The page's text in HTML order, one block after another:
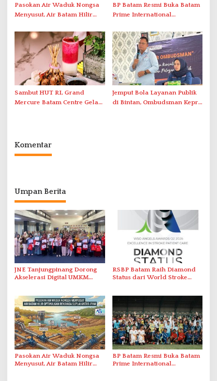
Pasokan Air Waduk Nongsa
Menyusut, Air Batam Hilir
Antar-IPAM
BP Batam Resmi Buka Batam
Prime International
2026 di Stadion Temenggung
Abdul Jamal
Sambut HUT RI, Grand
Mercure Batam Centre Gelar
Jemput Bola Layanan Publik
di Bintan, Ombudsman Kepri
Komentar
Umpan Berita
JNE Tanjungpinang Dorong
Akselerasi Digital UMKM
RSBP Batam Raih Diamond
Status dari World Stroke
Berstandar Internasional
Pasokan Air Waduk Nongsa
Menyusut, Air Batam Hilir
BP Batam Resmi Buka Batam
Prime International